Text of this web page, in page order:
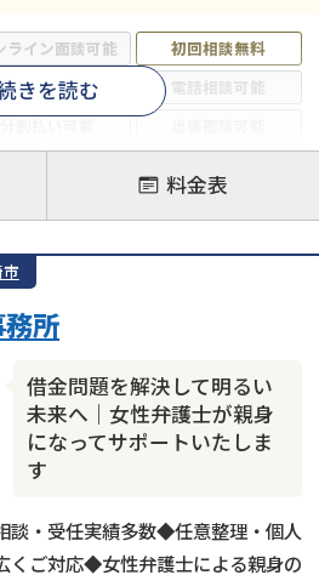
ライン面談可能
初回相談無料
時以降電話可能
電話相談可能
自己破産
任意整理
時効援用
住宅ローン
きを読む
料金表
借金問題を解決して明るい
未来へ｜女性弁護士が親身
になってサポートいたしま
す
所
・受任実績多数◆任意整理・個人
くご対応◆女性弁護士による親身の